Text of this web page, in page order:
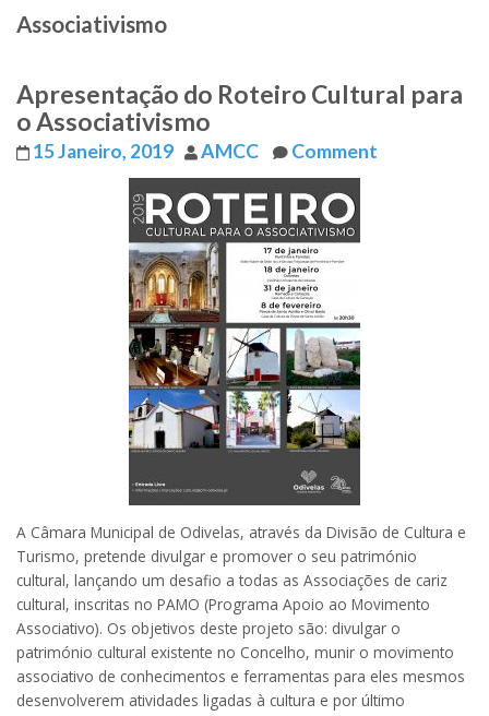
Associativismo
Apresentação do Roteiro Cultural para
o Associativismo
15 Janeiro, 2019 AMCC Comment
A Câmara Municipal de Odivelas, através da Divisão de Cultura e
Turismo, pretende divulgar e promover o seu património
cultural, lançando um desafio a todas as Associações de cariz
cultural, inscritas no PAMO (Programa Apoio ao Movimento
Associativo). Os objetivos deste projeto são: divulgar o
património cultural existente no Concelho, munir o movimento
associativo de conhecimentos e ferramentas para eles mesmos
desenvolverem atividades ligadas à cultura e por último